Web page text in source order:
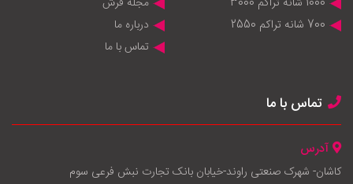
700 شانه تراکم 2550
درباره ما
تماس با ما
تماس با ما
آدرس
کاشان- شهرک صنعتی راوند-خیابان بانک تجارت نبش فرعی سوم